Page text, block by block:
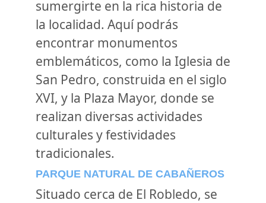
sumergirte en la rica historia de
la localidad. Aquí podrás
encontrar monumentos
emblemáticos, como la Iglesia de
San Pedro, construida en el siglo
XVI, y la Plaza Mayor, donde se
realizan diversas actividades
culturales y festividades
tradicionales.
PARQUE NATURAL DE CABAÑEROS
Situado cerca de El Robledo, se